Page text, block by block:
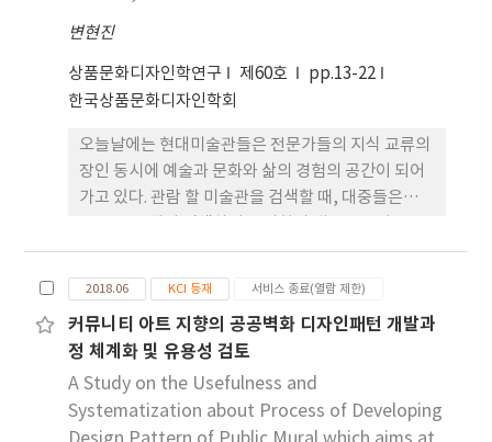
artist’s, sculptures, music producers works
represents a medium, which enters visually
into our consciousness and becomes
manners. The approach to clothing and
bodies as mediums vividly shows how each
author leaves his/her recognisable signature.
pre-construed. It needs to dress, to change
styles, to intervene and redesign its own
„nature” according to changes in the inner
and outer environment. Fashion designers
use the body surface in various ways as a
territory for inscription, which erases in a
변현진
상품문화디자인학연구 제60호
pp.13-22
한국상품문화디자인학회
오늘날에는 현대미술관들은 전문가들의 지식 교류의
장인 동시에 예술과 문화와 삶의 경험의 공간이 되어
가고 있다. 관람 할 미술관을 검색할 때, 대중들은
으로 쉽게 접한다. 이런 사회적 트렌드 는 현대미술관
의 변화 뿐만 아니라 전시를 홍보하는 방법도 변화시
키고 있다. 본 연구는 SNS마케팅 및 홍보 디자인 전
략을 일본 모리미술관과 영국 테이트 갤러리를 중심
으로 분석하였다. 두 미술관을 선정한 이유는 모리 미
술관과 테이트 모던은 각 나라의 수도에 위치하고 있
어, 그 나라의 문화예술의 대표성을 띈다는 의미를 갖
고 있다. 그러므로 그 나라를 방문하 는 외국인에게 반
2018.06 KCI 등재 서비스 종료(열람 제한)
커뮤니티 아트 지향의 공공벽화 디자인패턴 개발과
정 체계화 및 유용성 검토
A Study on the Usefulness and
Systematization about Process of Developing